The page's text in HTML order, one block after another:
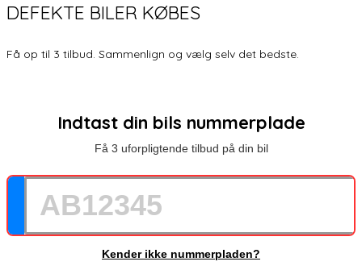
DEFEKTE BILER KØBES
Få op til 3 tilbud. Sammenlign og vælg selv det bedste.
Indtast din bils nummerplade
Få 3 uforpligtende tilbud på din bil
Kender ikke nummerpladen?